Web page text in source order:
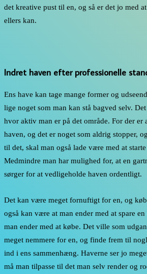
det kreative pust til en, og så er det jo med
ellers kan.
Indret haven efter professionelle
Ens have kan tage mange former og
lige noget som man kan stå bagved selv.
hvor aktiv man er på det område. For der er
haven, og det er noget som aldrig stopper,
til det, skal man også lade være med at
Medmindre man har mulighed for, at en
sørger for at vedligeholde haven ordentligt.
Det kan være meget fornuftigt for en, og
også kan være at man ender med at spare
man ender med at købe. Det ville som
meget nemmere for en, og finde frem til
ind i ens sammenhæng. Haverne ser jo
må man tilpasse til det man selv render og